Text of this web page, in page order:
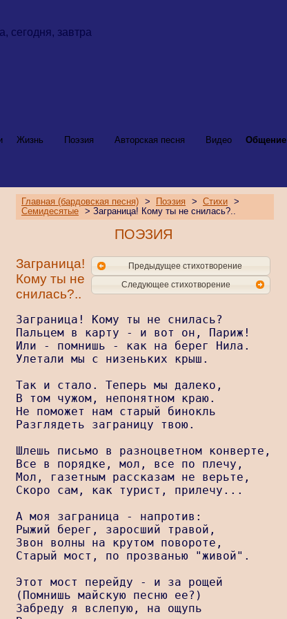
Жизнь Поэзия Авторская песня Видео Общение
Главная (бардовская песня) > Поэзия > Стихи
>
Семидесятые
> Заграница! Кому ты не снилась?..
ПОЭЗИЯ
Предыдущее стихотворение
Следующее стихотворение
Заграница!
Кому ты не
снилась?..
Заграница! Кому ты не снилась?
Пальцем в карту - и вот он, Париж!
Или - помнишь - как на берег Нила.
Улетали мы с низеньких крыш.
Так и стало. Теперь мы далеко,
В том чужом, непонятном краю.
Не поможет нам старый бинокль
Разглядеть заграницу твою.
Шлешь письмо в разноцветном конверте,
Все в порядке, мол, все по плечу,
Мол, газетным рассказам не верьте,
Скоро сам, как турист, прилечу...
А моя заграница - напротив:
Рыжий берег, заросший травой,
Звон волны на крутом повороте,
Старый мост, по прозванью "живой".
Этот мост перейду - и за рощей
(Помнишь майскую песню ее?)
Забреду я вслепую, на ощупь